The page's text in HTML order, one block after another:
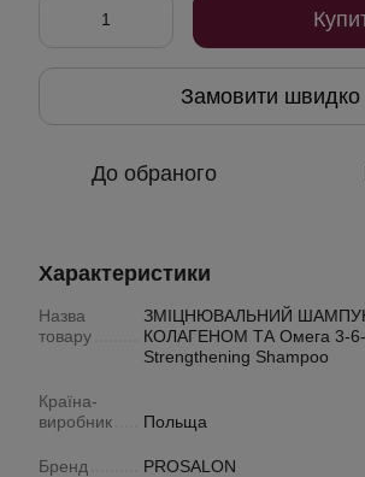
Замовити швидко
До обраного
Характеристики
Назва
товару
ЗМІЦНЮВАЛЬНИЙ
КОЛАГЕНОМ ТА Омега 3-6-
Strengthening Shampoo
Країна-
виробник
Польща
Бренд PROSALON